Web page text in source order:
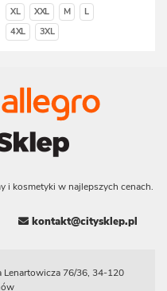
XL XXL M
L
4XL
3XL
i kosmetyki w najlepszych cenach.
kontakt@citysklep.pl
Lenartowicza 76/36, 34-120